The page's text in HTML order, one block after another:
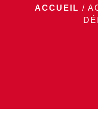
ACCUEIL /